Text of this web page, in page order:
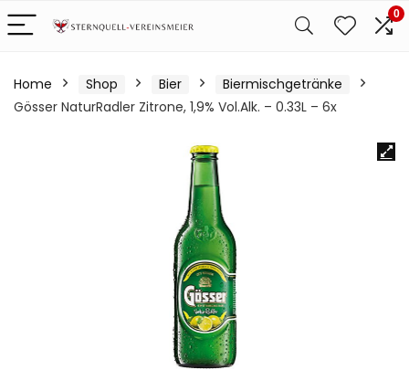
0
Home Shop Bier
Biermischgetränke
Gösser NaturRadler Zitrone, 1,9% Vol.Alk. – 0.33L – 6x